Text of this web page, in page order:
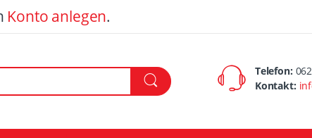
Konto anlegen.
Telefon:
Kontakt: